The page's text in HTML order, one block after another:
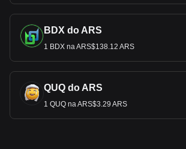
BDX do ARS
1 BDX na ARS$138.12 ARS
QUQ do ARS
1 QUQ na ARS$3.29 ARS